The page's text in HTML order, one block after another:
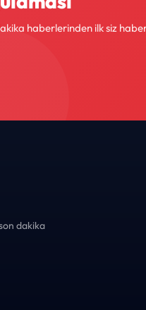
haberlerinden ilk siz
dakika